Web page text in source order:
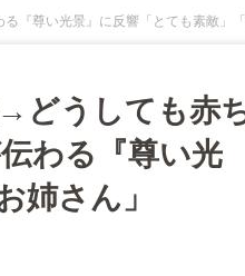
尊い光景』に反響「とても素敵」「
どうしても赤
わる『尊い光
姉さん」